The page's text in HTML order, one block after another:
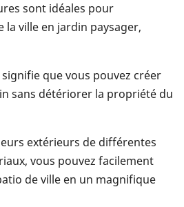
sont idéales pour
ville en jardin paysager,
que vous pouvez créer
sans détériorer la propriété du
extérieurs de différentes
vous pouvez facilement
de ville en un magnifique